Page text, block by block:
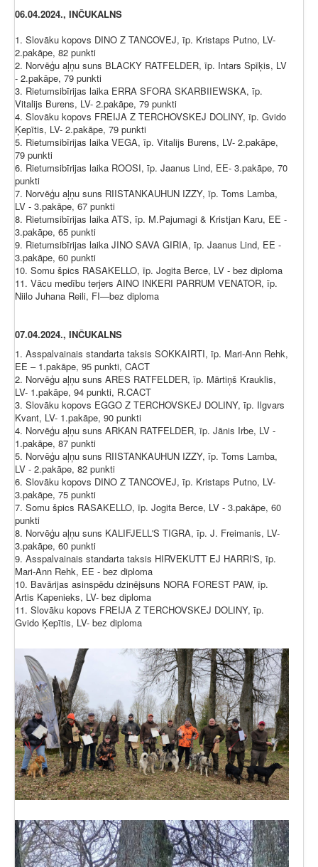
06.04.2024., INČUKALNS
1. Slovāku kopovs DINO Z TANCOVEJ, īp. Kristaps Putno, LV-
2.pakāpe, 82 punkti
2. Norvēģu aļņu suns BLACKY RATFELDER, īp. Intars Spīķis, LV
- 2.pakāpe, 79 punkti
3. Rietumsibīrijas laika ERRA SFORA SKARBIIEWSKA, īp.
Vitalijs Burens, LV- 2.pakāpe, 79 punkti
4. Slovāku kopovs FREIJA Z TERCHOVSKEJ DOLINY, īp. Gvido
Ķepītis, LV- 2.pakāpe, 79 punkti
5. Rietumsibīrijas laika VEGA, īp. Vitalijs Burens, LV- 2.pakāpe,
79 punkti
6. Rietumsibīrijas laika ROOSI, īp. Jaanus Lind, EE- 3.pakāpe, 70
punkti
7. Norvēģu aļņu suns RIISTANKAUHUN IZZY, īp. Toms Lamba,
LV - 3.pakāpe, 67 punkti
8. Rietumsibīrijas laika ATS, īp. M.Pajumagi & Kristjan Karu, EE -
3.pakāpe, 65 punkti
9. Rietumsibīrijas laika JINO SAVA GIRIA, īp. Jaanus Lind, EE -
3.pakāpe, 60 punkti
10. Somu špics RASAKELLO, īp. Jogita Berce, LV - bez diploma
11. Vācu medību terjers AINO INKERI PARRUM VENATOR, īp.
Niilo Juhana Reili, FI—bez diploma
07.04.2024., INČUKALNS
1. Asspalvainais standarta taksis SOKKAIRTI, īp. Mari-Ann Rehk,
EE – 1.pakāpe, 95 punkti, CACT
2. Norvēģu aļņu suns ARES RATFELDER, īp. Mārtiņš Krauklis,
LV- 1.pakāpe, 94 punkti, R.CACT
3. Slovāku kopovs EGGO Z TERCHOVSKEJ DOLINY, īp. Ilgvars
Kvant, LV- 1.pakāpe, 90 punkti
4. Norvēģu aļņu suns ARKAN RATFELDER, īp. Jānis Irbe, LV -
1.pakāpe, 87 punkti
5. Norvēģu aļņu suns RIISTANKAUHUN IZZY, īp. Toms Lamba,
LV - 2.pakāpe, 82 punkti
6. Slovāku kopovs DINO Z TANCOVEJ, īp. Kristaps Putno, LV-
3.pakāpe, 75 punkti
7. Somu špics RASAKELLO, īp. Jogita Berce, LV - 3.pakāpe, 60
punkti
8. Norvēģu aļņu suns KALIFJELL'S TIGRA, īp. J. Freimanis, LV-
3.pakāpe, 60 punkti
9. Asspalvainais standarta taksis HIRVEKUTT EJ HARRI'S, īp.
Mari-Ann Rehk, EE - bez diploma
10. Bavārijas asinspēdu dzinējsuns NORA FOREST PAW, īp.
Artis Kapenieks, LV- bez diploma
11. Slovāku kopovs FREIJA Z TERCHOVSKEJ DOLINY, īp.
Gvido Ķepītis, LV- bez diploma